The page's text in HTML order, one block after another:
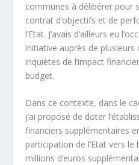
communes à délibérer pour
contrat d’objectifs et de
l’Etat. J’avais d’ailleurs eu
initiative auprès de
inquiètes de l’impact
budget.
Dans ce contexte, dans le
j’ai proposé de doter
financiers supplémentaires
participation de l’Etat vers le
millions d’euros